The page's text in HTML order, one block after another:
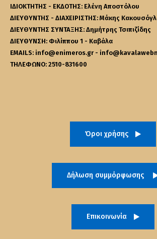
ΙΔΙΟΚΤΗΤΗΣ - ΕΚΔΟΤΗΣ: Ελένη Αποστόλου
ΔΙΕΥΘΥΝΤΗΣ - ΔΙΑΧΕΙΡΙΣΤΗΣ: Μάκης
ΔΙΕΥΘΥΝΤΗΣ ΣΥΝΤΑΞΗΣ: Δημήτρης Τσιπιζίδης
ΔΙΕΥΘΥΝΣΗ: Φιλίππου 1 - Καβάλα
EMAILS: info@enimeros.gr -
ΤΗΛΕΦΩΝΟ: 2510-831600
Όροι χρήσης
Δήλωση συμμόρφωσης
Επικοινωνία